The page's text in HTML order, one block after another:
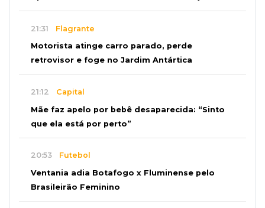
21:31 Flagrante
Motorista atinge carro parado, perde
retrovisor e foge no Jardim Antártica
21:12 Capital
Mãe faz apelo por bebê desaparecida: “Sinto
que ela está por perto”
20:53 Futebol
Ventania adia Botafogo x Fluminense pelo
Brasileirão Feminino